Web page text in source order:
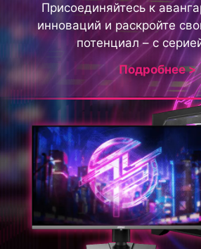
Присоединяйтесь к
инноваций и раскройте
потенциал – с
Подробнее >